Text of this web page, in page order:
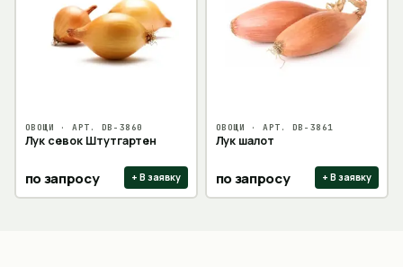
ОВОЩИ · АРТ. DB-3860
Лук севок Штутгартен
по запросу + В заявку
ОВОЩИ · АРТ. DB-3861
Лук шалот
по запросу + В заявку